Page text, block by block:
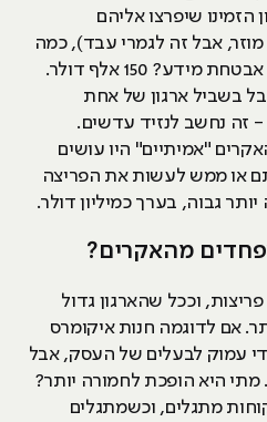
2016 הפנטגון הזמינו שיפרצו אליהם
מוזר, אבל זה לגמרי עבד), כמה
הם שילמו על כך לאותו איש אבטחת מידע? 150 אלף דולר.
בשביל ארגון של אחת
זה נחשב לנזיד עדשים.
"אמיתיים" היו עושים
או ממש לעשות את הפריצה
גבוה, בערך כמיליון דולר.
מהאקרים?
פריצות, וככל שהארגון גדול
אם לדוגמה חנות איקומרס
די עמוק לבעלים של העסק, אבל
מתי היא הופכת לחמורה יותר?
מתגלים, וכשמתגלים